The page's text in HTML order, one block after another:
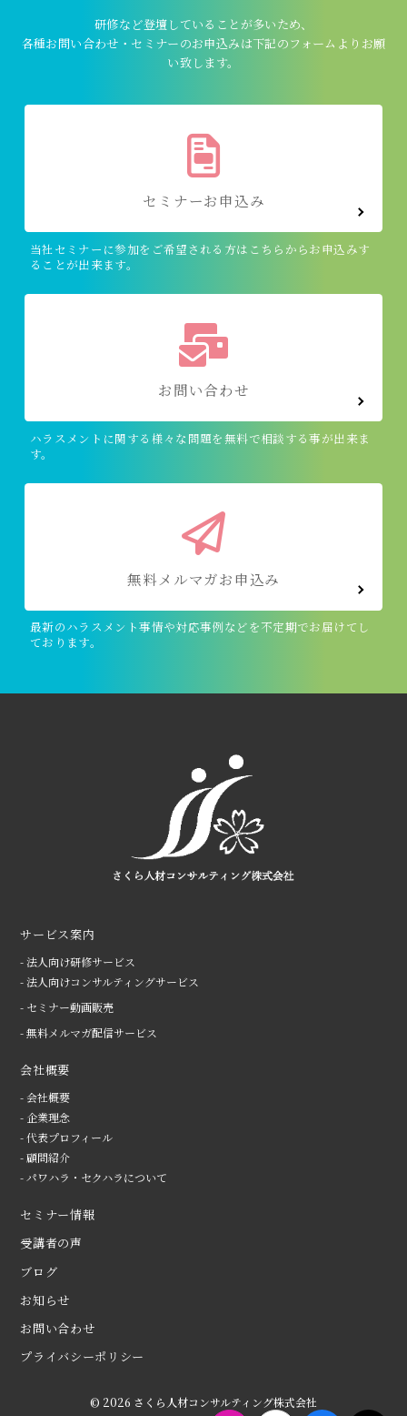
研修など登壇していることが多いため、
各種お問い合わせ・セミナーのお申込みは下記のフォームよりお願
い致します。
セミナーお申込み
当社セミナーに参加をご希望される方はこちらからお申込みす
ることが出来ます。
お問い合わせ
ハラスメントに関する様々な問題を無料で相談する事が出来ま
す。
無料メルマガお申込み
最新のハラスメント事情や対応事例などを不定期でお届けてし
ております。
サービス案内
- 法人向け研修サービス
- 法人向けコンサルティングサービス
- セミナー動画販売
- 無料メルマガ配信サービス
会社概要
- 会社概要
- 企業理念
- 代表プロフィール
- 顧問紹介
- パワハラ・セクハラについて
セミナー情報
受講者の声
ブログ
お知らせ
お問い合わせ
プライバシーポリシー
© 2026 さくら人材コンサルティング株式会社